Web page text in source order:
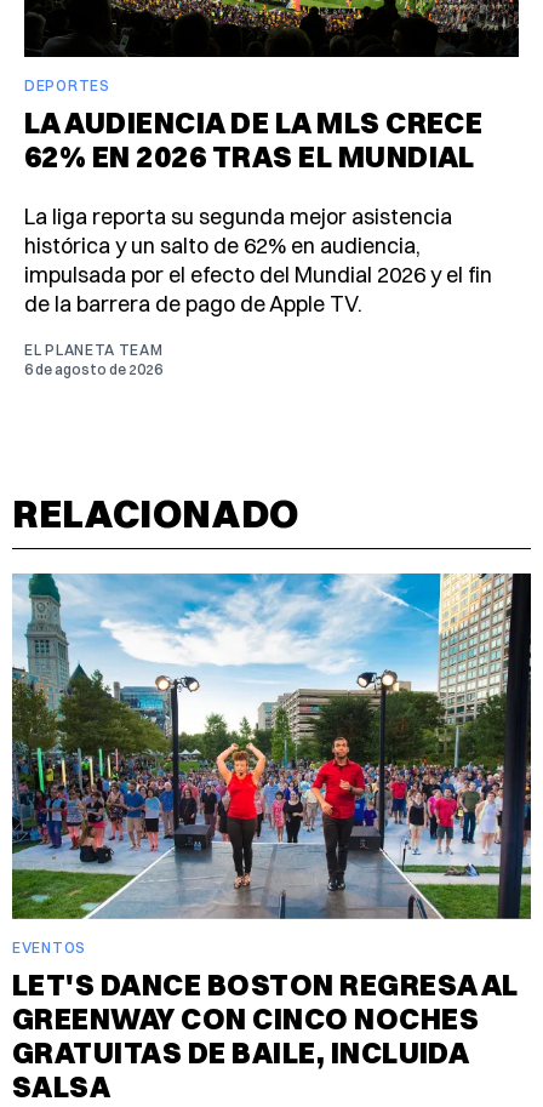
DEPORTES
LA AUDIENCIA DE LA MLS CRECE
62% EN 2026 TRAS EL MUNDIAL
La liga reporta su segunda mejor asistencia
histórica y un salto de 62% en audiencia,
impulsada por el efecto del Mundial 2026 y el fin
de la barrera de pago de Apple TV.
EL PLANETA TEAM
6 de agosto de 2026
RELACIONADO
EVENTOS
LET'S DANCE BOSTON REGRESA AL
GREENWAY CON CINCO NOCHES
GRATUITAS DE BAILE, INCLUIDA
SALSA